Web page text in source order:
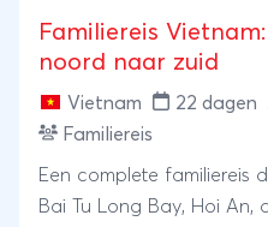
Familiereis
noord naar zuid
Vietnam 22 dagen
Familiereis
Een complete familiereis
Bai Tu Long Bay, Hoi An,